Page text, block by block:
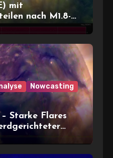
mit
nach M1.8-
Eruption
Nowcasting
Starke Flares
unterwegs